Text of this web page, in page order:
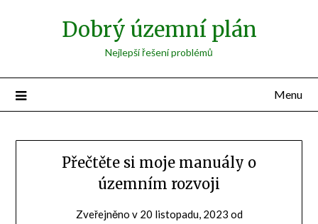
Dobrý územní plán
Nejlepší řešení problémů
Menu
bezvadný
Přečtěte si moje manuály o
územním rozvoji
Zveřejněno v 20 listopadu, 2023 od